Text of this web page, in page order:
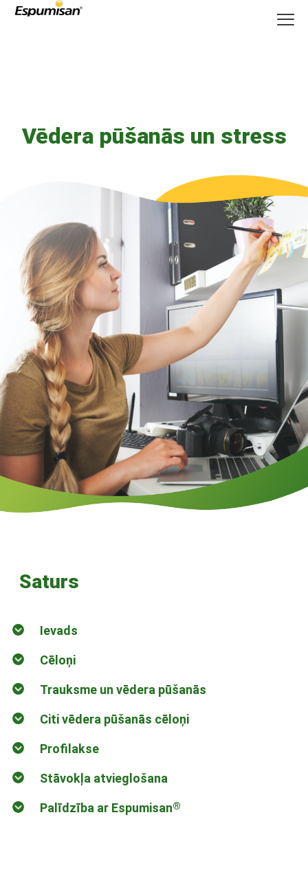
Pārlekt
Vēdera pūšanās un stress
Saturs
Ievads
Cēloņi
Trauksme un vēdera pūšanās
Citi vēdera pūšanās cēloņi
Profilakse
Stāvokļa atvieglošana
Palīdzība ar Espumisan®